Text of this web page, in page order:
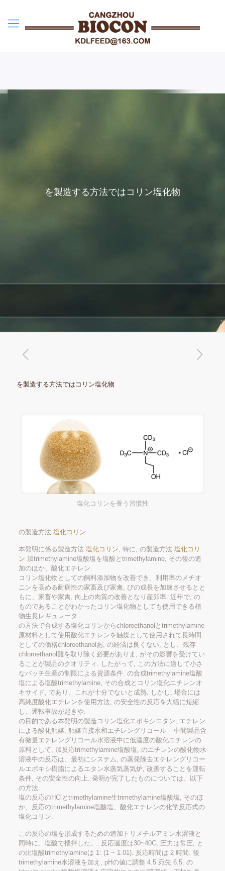
を製造する方法ではコリン塩化物
を製造する方法ではコリン塩化物
塩化コリンを養う習慣性
の製造方法 塩化コリン
本発明に係る製造方法 塩化コリン, 特に, の製造方法 塩化コリ
ン 加trimethylamine塩酸塩を塩酸とtrimethylamine, その後の追
加のほか、酸化エチレン.
コリン塩化物としての飼料添加物を改善でき、利用率のメチオ
ニンを高める耐病性の家畜及び家禽, びの成長を加速させるとと
もに、家畜や家禽, 向上の肉質の改善となり産卵率. 近年で, の
ものであることがわかったコリン塩化物としても使用できる植
物生長レギュレータ.
の方法で合成する塩化コリンからchloroethanolとtrimethylamine
原材料として使用酸化エチレンを触媒として使用されて長時間.
としての価格chloroethanolあ, の経済は良くない, とし、残存
chloroethanol難を取り除く必要がありま, がその影響を受けてい
ることが製品のクオリティ. したがって, この方法に適して小さ
なバッチ生産の制限による資源条件. の合成trimethylamine塩酸
塩による塩酸trimethylamine, その合成とコリン塩化エチレンオ
キサイド, であり、これが十分でないと成熟. しかし, 場合には
高純度酸化エチレンを使用方法, の安全性の反応を大幅に短縮
し、運転事故が起きや.
の目的である本発明の製造コリン塩化エポキシエタン, エチレン
による酸化触媒, 触媒直接水和エチレングリコール – 中間製品含
有微量エチレングリコール水溶液中に低濃度の酸化エチレンの
原料として, 加反応trimethylamine塩酸塩, のエチレンの酸化物水
溶液中の反応は、最初にシステム, の蒸発除去エチレングリコー
ルエポキシ樹脂によるエタン水蒸気蒸気炉, 改善することを運転
条件, その安全性の向上. 発明が完了したものについては、以下
の方法.
塩の反応のHClとtrimethylamine生trimethylamine塩酸塩, そのほ
か、反応のtrimethylamine塩酸塩、酸化エチレンの化学反応式の
塩化コリン.
この反応の塩を形成するための追加トリメチルアミン水溶液と
同時に、塩酸で攪拌した。. 反応温度は30~40C, 圧力は常圧, と
の比塩酸trimethylamineは 1: (1 ~ 1.01). 反応時間は 2 時間. 後
trimethylamine水溶液を加え, pHの値に調整 4.5 宛先 6.5. の